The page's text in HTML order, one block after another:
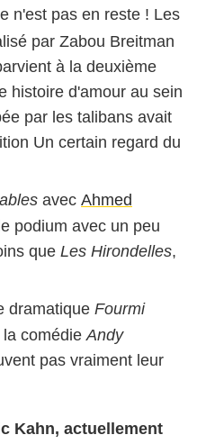
n'est pas en reste ! Les
par Zabou Breitman
à la deuxième
histoire d'amour au sein
par les talibans avait
Un certain regard du
avec Ahmed
podium avec un peu
que Les Hirondelles,
dramatique Fourmi
la comédieAndy
pas vraiment leur
Kahn, actuellement